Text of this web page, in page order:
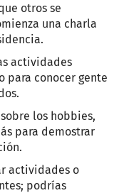
otros se
una charla
actividades
para conocer gente
los hobbies,
para demostrar
actividades o
podrías